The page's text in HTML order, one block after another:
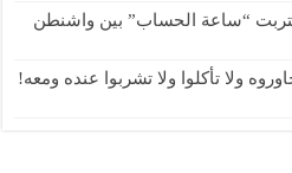
“ساعة الحساب” بين واشنطن
ولا تأكلوا ولا تشربوا عنده ومعه!